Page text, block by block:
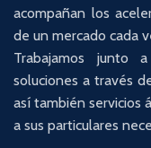
acompañan los
de un mercado cada
Trabajamos junto
soluciones a través
así también servicios
a sus particulares